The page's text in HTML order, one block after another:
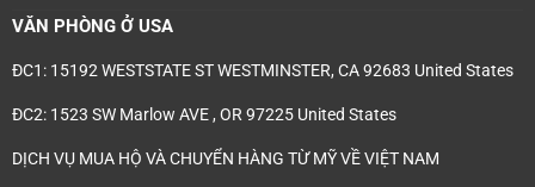
VĂN PHÒNG Ở USA
ĐC1: 15192 WESTSTATE ST WESTMINSTER, CA 92683 United States
ĐC2: 1523 SW Marlow AVE , OR 97225 United States
DỊCH VỤ MUA HỘ VÀ CHUYỂN HÀNG TỪ MỸ VỀ VIỆT NAM